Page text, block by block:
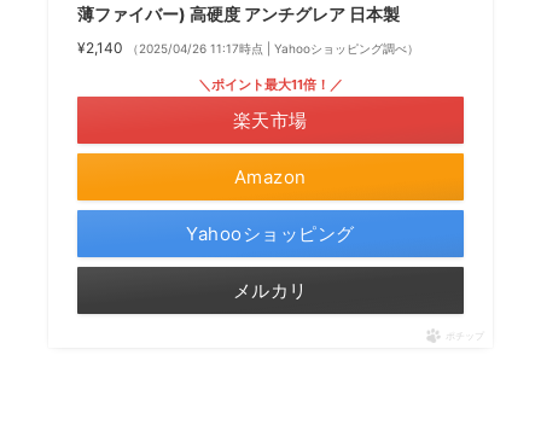
薄ファイバー) 高硬度 アンチグレア 日本製
¥2,140 （2025/04/26 11:17時点 | Yahooショッピング調べ）
Amazon
＼ポイント最大11倍！／
楽天市場
Yahooショッピング
メルカリ
ポチップ